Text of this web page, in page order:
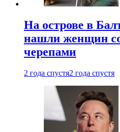
На острове в
нашли женщин
черепами
2 года спустя2 года спустя